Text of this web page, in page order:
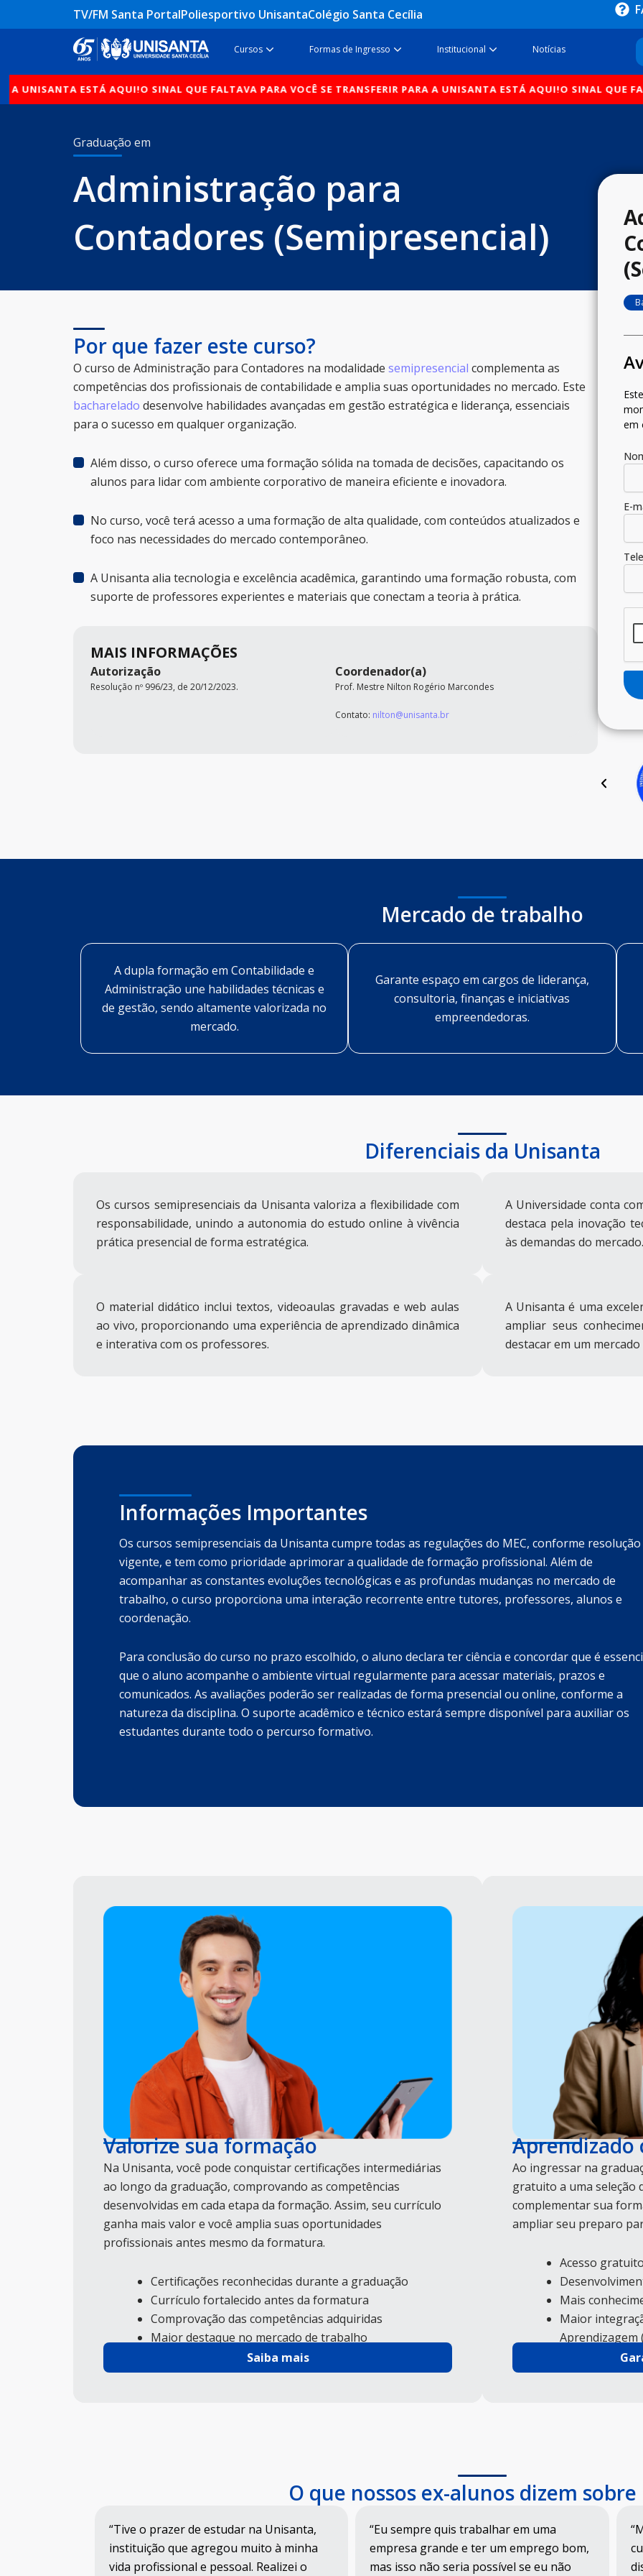
para
TV/FM Santa PortalPoliesportivo UnisantaColégio Santa Cecília
Cursos Open CursosFormas de Ingresso Open Formas de Ingresso
Institucional Open Institucional
Notícias
ESTÁ AQUI!O SINAL QUE FALTAVA PARA VOCÊ SE TRANSFERIR PARA A UNISANTA ESTÁ AQUI!O SINAL QUE FALTAVA
Graduação em
Administração para
Contadores (Semipresencial)
Por que fazer este curso?
O curso de Administração para Contadores na modalidade semipresencial complementa as
competências dos profissionais de contabilidade e amplia suas oportunidades no mercado. Este
bacharelado desenvolve habilidades avançadas em gestão estratégica e liderança, essenciais
para o sucesso em qualquer organização.
Além disso, o curso oferece uma formação sólida na tomada de decisões, capacitando os
alunos para lidar com ambiente corporativo de maneira eficiente e inovadora.
No curso, você terá acesso a uma formação de alta qualidade, com conteúdos atualizados e
foco nas necessidades do mercado contemporâneo.
A Unisanta alia tecnologia e excelência acadêmica, garantindo uma formação robusta, com
suporte de professores experientes e materiais que conectam a teoria à prática.
MAIS INFORMAÇÕES
Autorização
Resolução nº 996/23, de 20/12/2023.
Coordenador(a)
Prof. Mestre Nilton Rogério Marcondes
Contato: nilton@unisanta.br
em
E-
Mercado de trabalho
A dupla formação em Contabilidade e
Administração une habilidades técnicas e
de gestão, sendo altamente valorizada no
mercado.
Garante espaço em cargos de liderança,
consultoria, finanças e iniciativas
empreendedoras.
Diferenciais da Unisanta
Os cursos semipresenciais da Unisanta valoriza a flexibilidade com
responsabilidade, unindo a autonomia do estudo online à vivência
prática presencial de forma estratégica.
A Universidade conta
destaca pela inovação
às demandas do mercado.
O material didático inclui textos, videoaulas gravadas e web aulas
ao vivo, proporcionando uma experiência de aprendizado dinâmica
e interativa com os professores.
A Unisanta é uma
ampliar seus
destacar em um
Informações Importantes
Os cursos semipresenciais da Unisanta cumpre todas as regulações do MEC, conforme resolução
vigente, e tem como prioridade aprimorar a qualidade de formação profissional. Além de
acompanhar as constantes evoluções tecnológicas e as profundas mudanças no mercado de
trabalho, o curso proporciona uma interação recorrente entre tutores, professores, alunos e
coordenação.
Para conclusão do curso no prazo escolhido, o aluno declara ter ciência e concordar que é
que o aluno acompanhe o ambiente virtual regularmente para acessar materiais, prazos e
comunicados. As avaliações poderão ser realizadas de forma presencial ou online, conforme a
natureza da disciplina. O suporte acadêmico e técnico estará sempre disponível para auxiliar os
estudantes durante todo o percurso formativo.
Valorize sua formação
Na Unisanta, você pode conquistar certificações intermediárias
ao longo da graduação, comprovando as competências
desenvolvidas em cada etapa da formação. Assim, seu currículo
ganha mais valor e você amplia suas oportunidades
profissionais antes mesmo da formatura.
Certificações reconhecidas durante a graduação
Currículo fortalecido antes da formatura
Comprovação das competências adquiridas
Maior destaque no mercado de trabalho
Saiba mais
Ao ingressar na
gratuito a uma seleção
complementar sua
ampliar seu preparo
Acesso
Mais
Maior
Aprendizagem
O que nossos ex-alunos dizem sobre
“Tive o prazer de estudar na Unisanta,
instituição que agregou muito à minha
vida profissional e pessoal. Realizei o
“Eu sempre quis trabalhar em uma
empresa grande e ter um emprego bom,
mas isso não seria possível se eu não